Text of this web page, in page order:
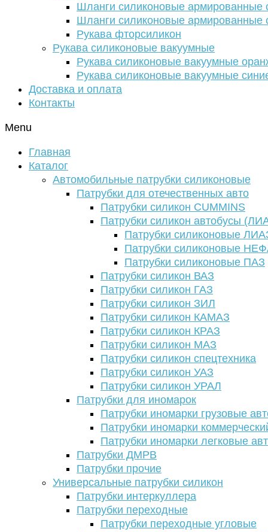
Шланги силиконовые армированные
Шланги силиконовые армированные
Рукава фторсиликон
Рукава силиконовые вакуумные
Рукава силиконовые вакуумные
Рукава силиконовые вакуумные
Доставка и оплата
Контакты
Menu
Главная
Каталог
Автомобильные патрубки силиконовые
Патрубки для отечественных авто
Патрубки силикон CUMMINS
Патрубки силикон автобусы
Патрубки силиконовые
Патрубки силиконовые
Патрубки силиконовые ПАЗ
Патрубки силикон ВАЗ
Патрубки силикон ГАЗ
Патрубки силикон ЗИЛ
Патрубки силикон КАМАЗ
Патрубки силикон КРАЗ
Патрубки силикон МАЗ
Патрубки силикон спецтехника
Патрубки силикон УАЗ
Патрубки силикон УРАЛ
Патрубки для иномарок
Патрубки иномарки грузовые
Патрубки иномарки
Патрубки иномарки легковые
Патрубки ДМРВ
Патрубки прочие
Универсальные патрубки силикон
Патрубки интеркуллера
Патрубки переходные
Патрубки переходные угловые